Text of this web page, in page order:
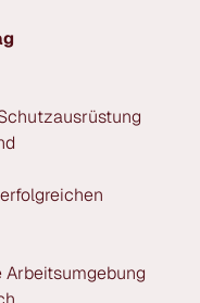
Arbeitsumgebung